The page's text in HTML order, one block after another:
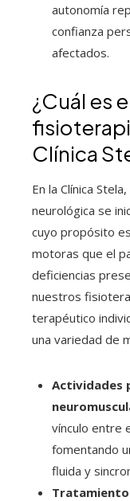
autonomía
confianza
afectados.
¿Cuál es
Clínica
En la Clínica
neurológica se
cuyo propósito
motoras que el
deficiencias
nuestros
terapéutico
una variedad de
Actividades
vínculo entre
fomentando
fluida y